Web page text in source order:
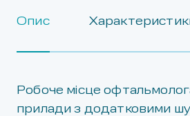
Опис
Робоче місце
прилади з додатковими